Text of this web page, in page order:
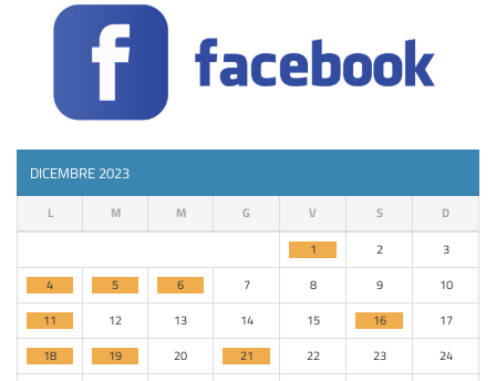
DICEMBRE 2023
L M M G V S D
1 2
3
4
5 6 7 8 9
10
11
12 13 14 15 16
17
18
19 20 21 22 23
24